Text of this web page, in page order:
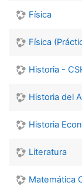
Física
Física
Historia -
Historia del
Historia
Literatura
Matemática